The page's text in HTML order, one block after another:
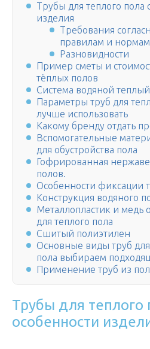
Трубы для теплого пола
изделия
Требования
правилам и
Разновидности
Пример сметы и
тёплых полов
Система водяной
Параметры труб для
лучше использовать
Какому бренду отдать
Вспомогательные
для обустройства пола
Гофрированная
полов.
Особенности фиксации
Конструкция водяного
Металлопластик и медь
для теплого пола
Сшитый полиэтилен
Основные виды труб для
пола выбираем
Применение труб из
Трубы для теплого
особенности